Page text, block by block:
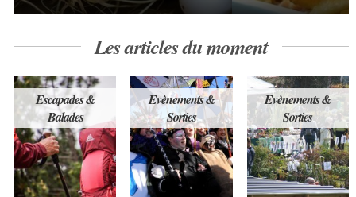
Les articles du moment
Escapades &
Balades
Evènements &
Sorties
Evènements &
Sorties